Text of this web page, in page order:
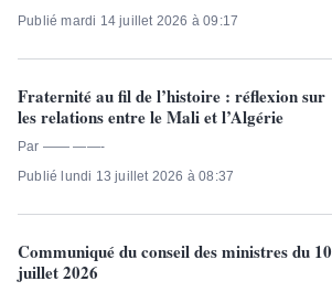
Publié mardi 14 juillet 2026 à 09:17
Fraternité au fil de l’histoire : réflexion sur
les relations entre le Mali et l’Algérie
Par —— ——-
Publié lundi 13 juillet 2026 à 08:37
Communiqué du conseil des ministres du 10
juillet 2026